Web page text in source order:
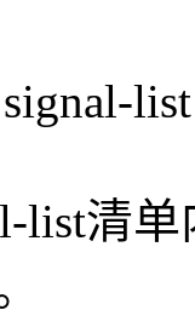
list
list清